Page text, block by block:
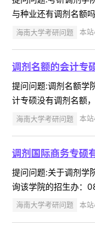
与种业还有调剂名额
海南大学考研问题 本
调剂名额的会计专
提问问题:调剂名额学
计专硕没有调剂名额
海南大学考研问题 本
调剂国际商务专硕
提问问题:关于调剂学
询该学院的招生办：
海南大学考研问题 本